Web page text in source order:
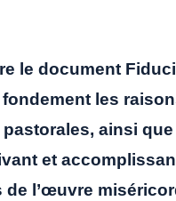
le document
les
ainsi
et
de l’œuvre